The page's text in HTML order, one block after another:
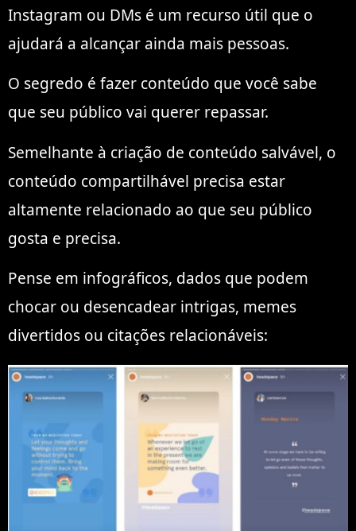
Instagram ou DMs é um recurso útil que o
ajudará a alcançar ainda mais pessoas.
O segredo é fazer conteúdo que você sabe
que seu público vai querer repassar.
Semelhante à criação de conteúdo salvável, o
conteúdo compartilhável precisa estar
altamente relacionado ao que seu público
gosta e precisa.
Pense em infográficos, dados que podem
chocar ou desencadear intrigas, memes
divertidos ou citações relacionáveis: